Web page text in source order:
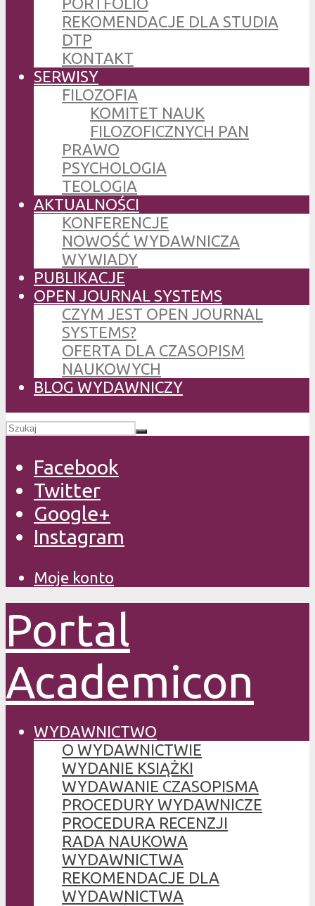
REKOMENDACJE DLA STUDIA
DTP
KONTAKT
SERWISY
FILOZOFIA
KOMITET NAUK
FILOZOFICZNYCH PAN
PRAWO
PSYCHOLOGIA
TEOLOGIA
AKTUALNOŚCI
KONFERENCJE
NOWOŚĆ WYDAWNICZA
WYWIADY
PUBLIKACJE
OPEN JOURNAL SYSTEMS
CZYM JEST OPEN JOURNAL
SYSTEMS?
OFERTA DLA CZASOPISM
NAUKOWYCH
BLOG WYDAWNICZY
Facebook
Twitter
Google+
Instagram
Moje konto
Portal
Academicon
WYDAWNICTWO
O WYDAWNICTWIE
WYDANIE KSIĄŻKI
WYDAWANIE CZASOPISMA
PROCEDURY WYDAWNICZE
PROCEDURA RECENZJI
RADA NAUKOWA
WYDAWNICTWA
REKOMENDACJE DLA
WYDAWNICTWA